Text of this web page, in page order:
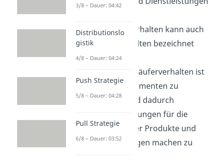
Das Käuferverhalten kann auch
als Kaufverhalten bezeichnet
werden.
Das Ziel von Käuferverhalten ist
es, den Konsumenten zu
verstehen und dadurch
Schlussfolgerungen für die
Gestaltung der Produkte und
Dienstleistungen machen zu
3/8 – Dauer: 04:42
Distributionslo
gistik
4/8 – Dauer: 04:24
Push Strategie
5/8 – Dauer: 04:28
Pull Strategie
6/8 – Dauer: 03:52